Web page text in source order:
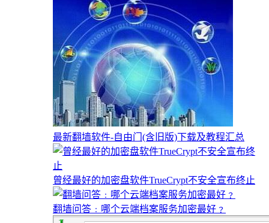
最新翻墙软件-自由门(含旧版)下载及教程汇总
曾经最好的加密盘软件TrueCrypt不安全宣布终止
翻墙问答﹕哪个云端档案服务加密最好﹖